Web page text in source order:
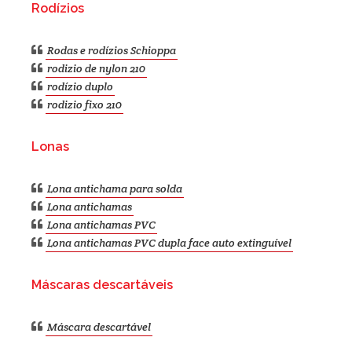
Rodízios
Rodas e rodízios Schioppa
rodizio de nylon 210
rodízio duplo
rodizio fixo 210
Lonas
Lona antichama para solda
Lona antichamas
Lona antichamas PVC
Lona antichamas PVC dupla face auto extinguível
Máscaras descartáveis
Máscara descartável